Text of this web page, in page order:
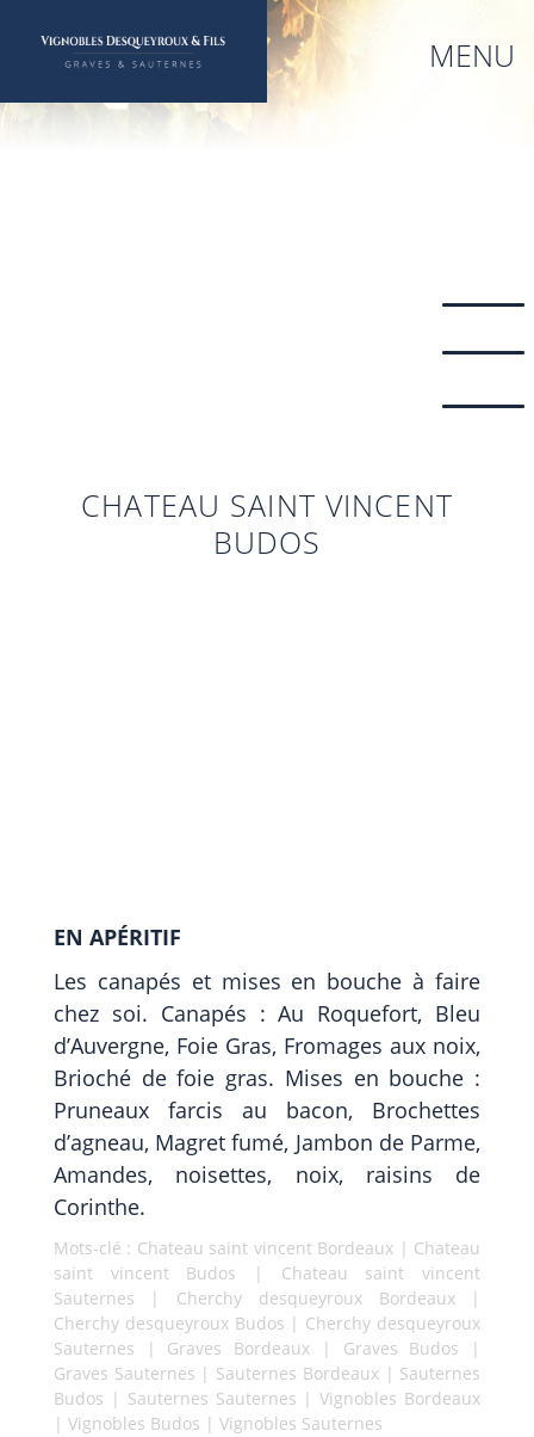
MENU
CHATEAU SAINT VINCENT
BUDOS
EN APÉRITIF
Les canapés et mises en bouche à faire
chez soi. Canapés : Au Roquefort, Bleu
d’Auvergne, Foie Gras, Fromages aux noix,
Brioché de foie gras. Mises en bouche :
Pruneaux farcis au bacon, Brochettes
d’agneau, Magret fumé, Jambon de Parme,
Amandes, noisettes, noix, raisins de
Corinthe.
Mots-clé : Chateau saint vincent Bordeaux | Chateau
saint vincent Budos | Chateau saint vincent
Sauternes | Cherchy desqueyroux Bordeaux|
Cherchy desqueyroux Budos | Cherchy desqueyroux
Sauternes | Graves Bordeaux | Graves Budos |
Graves Sauternes | Sauternes Bordeaux| Sauternes
Budos | Sauternes Sauternes |Vignobles Bordeaux
| Vignobles Budos | Vignobles Sauternes